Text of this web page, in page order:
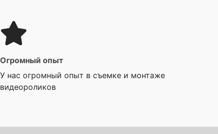
Огромный опыт
У нас огромный опыт в съемке и монтаже
видеороликов